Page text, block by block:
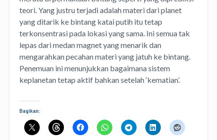
teori. Yang justru terjadi adalah materi dari planet
yang ditarik ke bintang katai putih itu tetap
terkonsentrasi pada lokasi yang sama. Ini semua tak
lepas dari medan magnet yang menarik dan
mengarahkan pecahan materi yang jatuh ke bintang.
Penemuan ini menunjukkan bagaimana sistem
keplanetan tetap aktif bahkan setelah ‘kematian’.
Bagikan: